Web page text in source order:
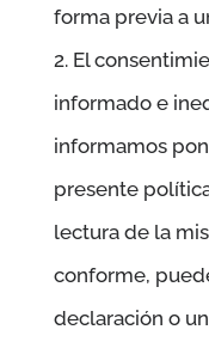
forma previa a
2. El
informado e
informamos
presente
lectura de la
conforme,
declaración o